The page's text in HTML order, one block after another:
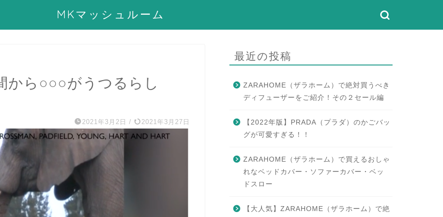
MKマッシュルーム
から○○○がうつるらし
2021年3月2日 / 2021年3月27日
最近の投稿
ZARAHOME（ザラホーム）で絶対買うべき
ディフューザーをご紹介！その２セール編
【2022年版】PRADA（プラダ）のかごバッ
グが可愛すぎる！！
ZARAHOME（ザラホーム）で買えるおしゃ
れなベッドカバー・ソファーカバー・ベッ
ドスロー
【大人気】ZARAHOME（ザラホーム）で絶